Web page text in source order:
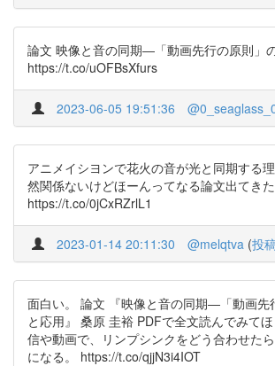
論文 映像と音の同期―「動画先行の原則」
https://t.co/uOFBsXfurs
2023-06-05 19:51:36
アニメイシヨンで花火の音が光と同期する
然関係ないけどほーんってなる論文出てきた
https://t.co/0jCxRZrlL1
2023-01-14 20:11:30 @melqtva (投
面白い。 論文 『映像と音の同期―「動画先
と応用』 桑原 圭裕 PDFで全文読んでみて
信や動画で、リンプシンクをどう合わせた
になる。 https://t.co/qjjN3i4IOT